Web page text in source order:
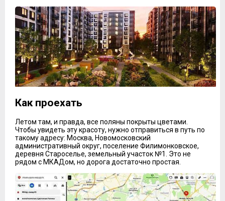
Как проехать
Летом там, и правда, все поляны покрыты цветами.
Чтобы увидеть эту красоту, нужно отправиться в путь по
такому адресу: Москва, Новомосковский
административный округ, поселение Филимонковское,
деревня Староселье, земельный участок №1. Это не
рядом с МКАДом, но дорога достаточно простая.